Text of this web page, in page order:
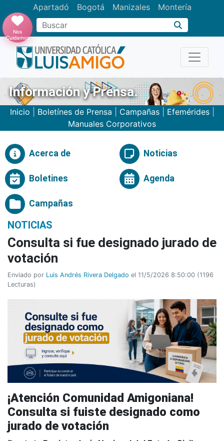
Apartadó Bogotá Manizales Montería
Buscar
Nos
Cuidamos
Información y Prensa.
Inicio Boletínes de Prensa Campañas| Efemérides|
Manuales Corporativos
Acerca de Noticias
Boletines Agenda
Campañas
NOTICIAS
Consulta si fue designado jurado de
votación
Enviado por Luis Andrés Rivera Delgado el 11/5/2026 8:50:00 (1196
Lecturas)
¡Atención Comunidad Amigoniana!
Consulta si fuiste designado como
jurado de votación